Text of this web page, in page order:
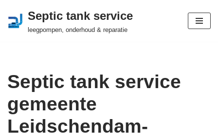
Ga
Septic tank service
leegpompen, onderhoud & reparatie
Septic tank service
gemeente
Leidschendam-